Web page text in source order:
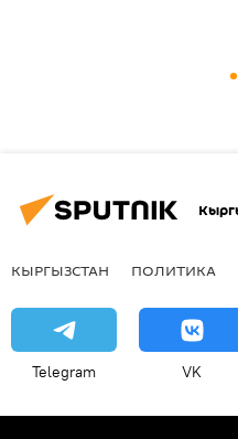
КЫРГЫЗСТАН ПОЛИТИКА
Telegram VK